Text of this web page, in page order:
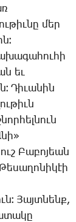
մեր
եւ
­Դի­ւա­նին
­Բա­բո­յեան
­Յայտ­նենք,